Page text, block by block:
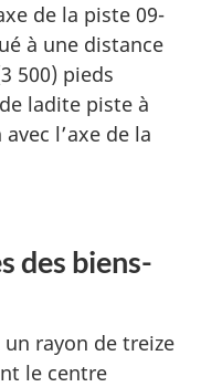
de la piste 09-
à une distance
500) pieds
ladite piste à
l’axe de la
des biens-
rayon de treize
le centre